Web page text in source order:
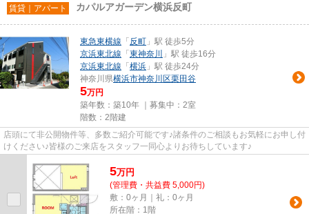
賃貸｜アパート カパルアガーデン横浜反町
東急東横線 「 反町 」駅 徒歩5分
京浜東北線 「 東神奈川
」駅 徒歩16分
京浜東北線 「 横浜 」駅 徒歩24分
神奈川県横浜市神奈川区栗田谷
5万円
築年数：築10年 ｜募集中： 2室
階数：2階建
店頭にて非公開物件等、多数ご紹介可能です♪諸条件のご相談もお気軽にお申し付
けください♪皆様のご来店をスタッフ一同心よりお待ちしています♪
5万円
(管理費・共益費 5,000円)
敷：0ヶ月｜礼：0ヶ月
所在階：1階